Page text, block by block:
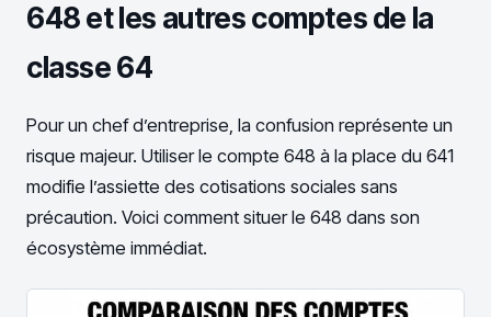
648 et les autres comptes de la
classe 64
Pour un chef d’entreprise, la confusion représente un
risque majeur. Utiliser le compte 648 à la place du 641
modifie l’assiette des cotisations sociales sans
précaution. Voici comment situer le 648 dans son
écosystème immédiat.